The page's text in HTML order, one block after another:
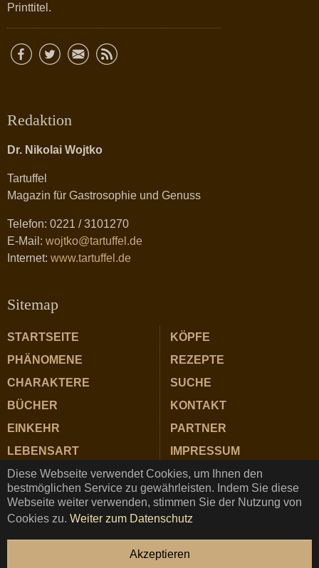
Diese Webseite verwendet Cookies, um Ihnen den
bestmöglichen Service zu gewährleisten. Indem Sie diese
Webseite weiter verwenden, stimmen Sie der Nutzung von
Cookies zu. Weiter zum Datenschutz
Akzeptieren
Printtitel.
Redaktion
Dr. Nikolai Wojtko
Tartuffel
Magazin für Gastrosophie und Genuss
Telefon: 0221 / 3101270
E-Mail: wojtko@tartuffel.de
Internet: www.tartuffel.de
Sitemap
STARTSEITE
PHÄNOMENE
CHARAKTERE
BÜCHER
EINKEHR
LEBENSART
ZUTATEN
KÖPFE
REZEPTE
SUCHE
KONTAKT
PARTNER
IMPRESSUM
DATENSCHUTZ
TARTUFFEL © Copyright 2025 ★ Magazin für Gastrosophie